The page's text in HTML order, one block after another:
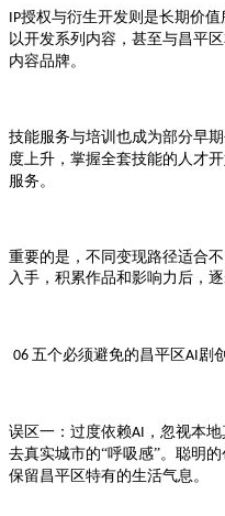
IP授权与衍生开发则是长期价值
以开发系列内容，甚至与昌平区
内容品牌。
技能服务与培训也成为部分早
度上升，掌握全套技能的人才
服务。
重要的是，不同变现路径适合
入手，积累作品和影响力后，
06 五个必须避免的昌平区AI 剧
误区一：过度依赖AI ，忽视本地
去真实城市的“呼吸感”。聪明
保留昌平区特有的生活气息。